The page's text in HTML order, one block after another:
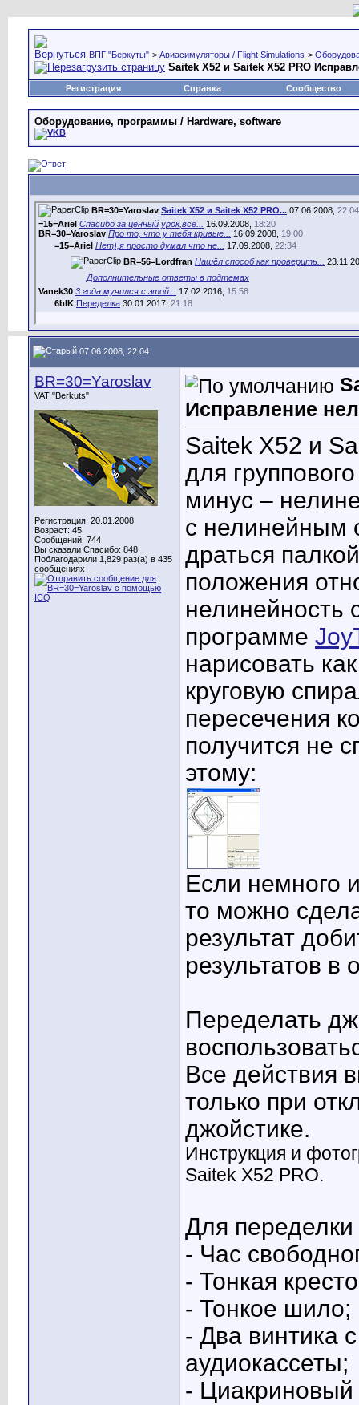
ВПГ "Беркуты" > Авиасимуляторы / Flight Simulations >
Saitek X52 и Saitek X52 PRO
Регистрация Справка Сообщество
Оборудование, программы / Hardware, software
BR=30=Yaroslav Saitek X52 и Saitek X52 PRO... 07.06.2008, 22:04
=15=Ariel Спасибо за ценный урок,все... 16.09.2008, 18:20
BR=30=Yaroslav Про то, что у тебя кривые... 16.09.2008, 19:00
=15=Ariel Нет),я просто думал что не... 17.09.2008, 22:34
BR=56=Lordfran Нашёл способ как проверить...
Дополнительные ответы в подтемах
Vanek30 3 года мучился с этой... 17.02.2016, 15:58
6bIK Переделка 30.01.2017, 21:18
07.06.2008, 22:04
BR=30=Yaroslav
VAT "Berkuts"
Регистрация: 20.01.2008
Возраст: 45
Сообщений: 744
Вы сказали Спасибо: 848
Поблагодарили 1,829 раз(а) в 435
сообщениях
Исправление
Saitek X52 и
для
минус –
с нелинейным
драться
положения
нелинейность
программе
нарисовать
круговую
пересечения
получится не
этому:
Если немного
то можно
результат
результатов в
Переделать
Все действия
только при
джойстике.
Инструкция и
Saitek X52 PRO.
Для
- Час
- Тонкая
- Тонкое шило;
- Два винтика
аудиокассеты;
- Циакриновый